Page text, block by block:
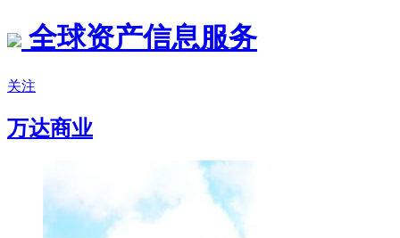
全球资产信息服务
关注
万达商业